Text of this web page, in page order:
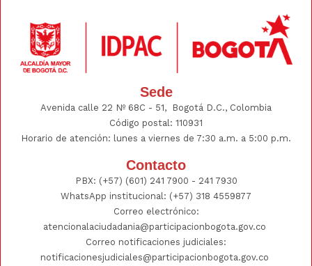
Sede
Avenida calle 22 Nº 68C - 51, Bogotá D.C., Colombia
Código postal: 110931
Horario de atención: lunes a viernes de 7:30 a.m. a 5:00 p.m.
Contacto
PBX: (+57) (601) 241 7900 - 241 7930
WhatsApp institucional: (+57) 318 4559877
Correo electrónico:
atencionalaciudadania@participacionbogota.gov.co
Correo notificaciones judiciales:
notificacionesjudiciales@participacionbogota.gov.co